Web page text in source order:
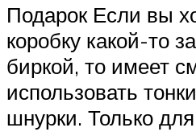
Подарок Если вы
коробку какой-то
биркой, то имеет
использовать
шнурки. Только